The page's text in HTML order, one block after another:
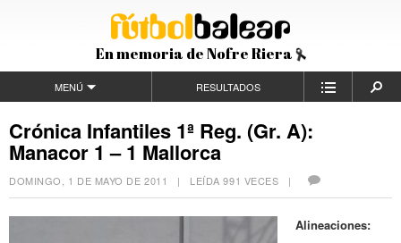
En memoria de Nofre Riera
MENÚ RESULTADOS
Crónica Infantiles 1ª Reg. (Gr. A):
Manacor 1 – 1 Mallorca
DOMINGO, 1 DE MAYO DE 2011 | LEÍDA 991 VECES |
Alineaciones: